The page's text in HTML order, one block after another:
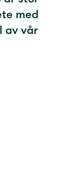
med
av vår